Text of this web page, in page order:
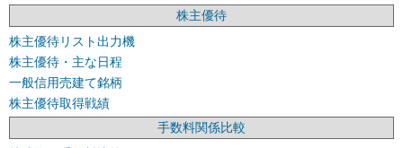
株主優待
株主優待リスト出力機
株主優待・主な日程
一般信用売建て銘柄
株主優待取得戦績
手数料関係比較